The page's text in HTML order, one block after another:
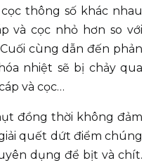
thông số khác nhau
và cọc nhỏ hơn so với
cùng dẫn đến phản
nhiệt sẽ bị chảy qua
và cọc…
đồng thời không đảm
quết dứt điểm chúng
dụng để bịt và chít.